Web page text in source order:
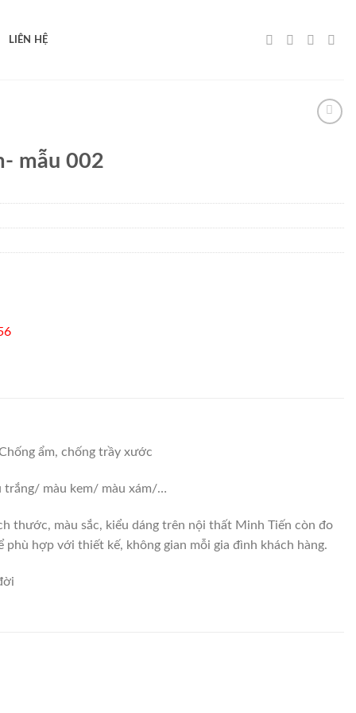
LIÊN HỆ
mẫu 002
ẩm, chống trầy xước
trắng/ màu kem/ màu xám/…
thước, màu sắc, kiểu dáng trên nội thất Minh Tiến còn đo
phù hợp với thiết kế, không gian mỗi gia đình khách hàng.